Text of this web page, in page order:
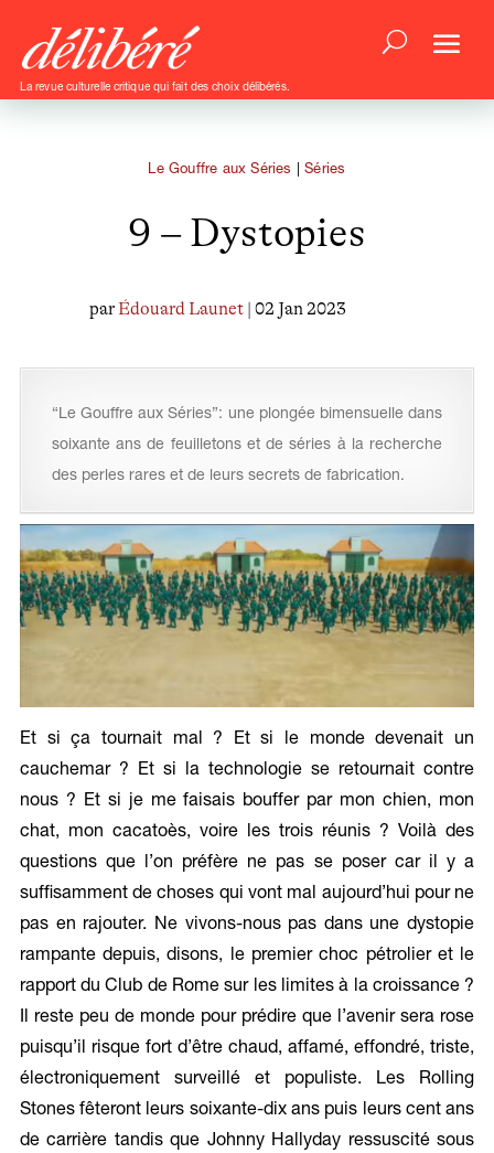
La revue culturelle critique qui fait des choix délibérés.
Le Gouffre aux Séries |Séries
9 – Dystopies
parÉdouard Launet | 02 Jan 2023
“Le Gouffre aux Séries”: une plongée bimensuelle dans
soixante ans de feuilletons et de séries à la recherche
des perles rares et de leurs secrets de fabrication.
Et si ça tournait mal ? Et si le monde devenait un
cauchemar ? Et si la technologie se retournait contre
nous ? Et si je me faisais bouffer par mon chien, mon
chat, mon cacatoès, voire les trois réunis ? Voilà des
questions que l’on préfère ne pas se poser car il y a
suffisamment de choses qui vont mal aujourd’hui pour ne
pas en rajouter. Ne vivons-nous pas dans une dystopie
rampante depuis, disons, le premier choc pétrolier et le
rapport du Club de Rome sur les limites à la croissance ?
Il reste peu de monde pour prédire que l’avenir sera rose
puisqu’il risque fort d’être chaud, affamé, effondré, triste,
électroniquement surveillé et populiste. Les Rolling
Stones fêteront leurs soixante-dix ans puis leurs cent ans
de carrière tandis que Johnny Hallyday ressuscité sous